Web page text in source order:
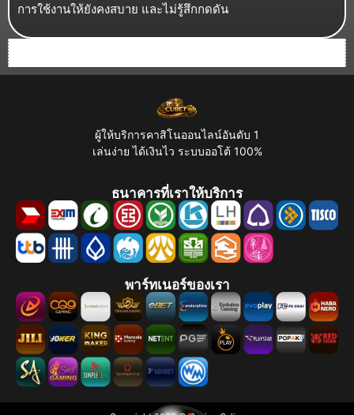
การใช้งานให้ยังคงสบาย และไม่รู้สึกกดดัน
ผู้ให้บริการคาสิโนออนไลน์อันดับ 1
เล่นง่าย ได้เงินไว ระบบออโต้ 100%
ธนาคารที่เราให้บริการ
พาร์ทเนอร์ของเรา